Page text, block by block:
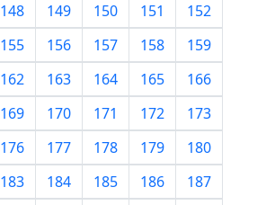
148 149 150 151
152
155 156 157 158
159
162 163 164 165
166
169 170 171 172
173
176 177 178 179
180
183 184 185 186
187